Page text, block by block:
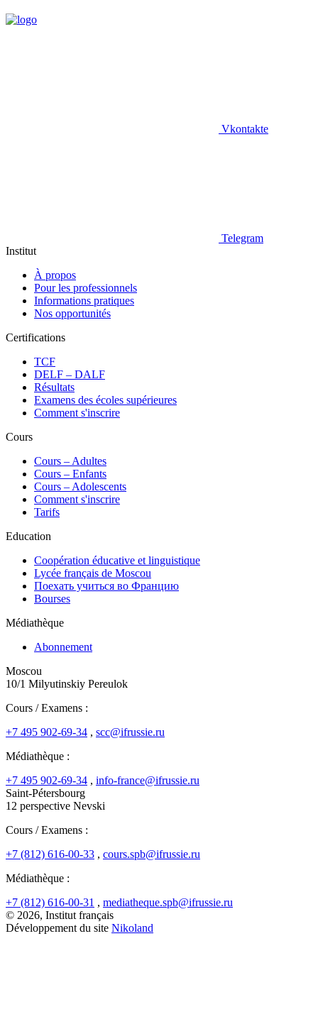
Vkontakte
Telegram
Institut
À propos
Pour les professionnels
Informations pratiques
Nos opportunités
Certifications
TCF
DELF – DALF
Résultats
Examens des écoles supérieures
Comment s'inscrire
Cours
Сours – Adultes
Cours – Enfants
Cours – Adolescents
Comment s'inscrire
Tarifs
Education
Coopération éducative et linguistique
Lycée français de Moscou
Поехать учиться во Францию
Bourses
Médiathèque
Abonnement
Moscou
10/1 Milyutinskiy Pereulok
Cours / Examens :
+7 495 902-69-34 , scc@ifrussie.ru
Médiathèque :
+7 495 902-69-34 , info-france@ifrussie.ru
Saint-Pétersbourg
12 perspective Nevski
Cours / Examens :
+7 (812) 616-00-33 , cours.spb@ifrussie.ru
Médiathèque :
+7 (812) 616-00-31 , mediatheque.spb@ifrussie.ru
© 2026, Institut français
Développement du site Nikoland